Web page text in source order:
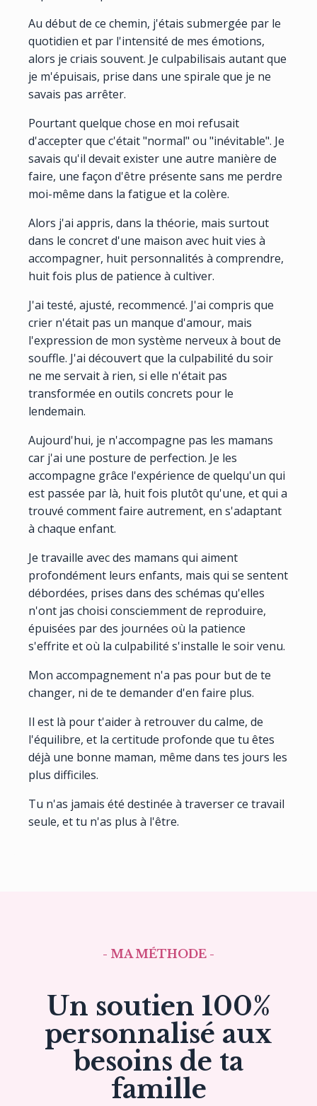
Au début de ce chemin, j'étais submergée par le
quotidien et par l'intensité de mes émotions,
alors je criais souvent. Je culpabilisais autant que
je m'épuisais, prise dans une spirale que je ne
savais pas arrêter.
Pourtant quelque chose en moi refusait
d'accepter que c'était "normal" ou "inévitable". Je
savais qu'il devait exister une autre manière de
faire, une façon d'être présente sans me perdre
moi-même dans la fatigue et la colère.
Alors j'ai appris, dans la théorie, mais surtout
dans le concret d'une maison avec huit vies à
accompagner, huit personnalités à comprendre,
huit fois plus de patience à cultiver.
J'ai testé, ajusté, recommencé. J'ai compris que
crier n'était pas un manque d'amour, mais
l'expression de mon système nerveux à bout de
souffle. J'ai découvert que la culpabilité du soir
ne me servait à rien, si elle n'était pas
transformée en outils concrets pour le
lendemain.
Aujourd'hui, je n'accompagne pas les mamans
car j'ai une posture de perfection. Je les
accompagne grâce l'expérience de quelqu'un qui
est passée par là, huit fois plutôt qu'une, et qui a
trouvé comment faire autrement, en s'adaptant
à chaque enfant.
Je travaille avec des mamans qui aiment
profondément leurs enfants, mais qui se sentent
débordées, prises dans des schémas qu'elles
n'ont jas choisi consciemment de reproduire,
épuisées par des journées où la patience
s'effrite et où la culpabilité s'installe le soir venu.
Mon accompagnement n'a pas pour but de te
changer, ni de te demander d'en faire plus.
Il est là pour t'aider à retrouver du calme, de
l'équilibre, et la certitude profonde que tu êtes
déjà une bonne maman, même dans tes jours les
plus difficiles.
Tu n'as jamais été destinée à traverser ce travail
seule, et tu n'as plus à l'être.
- MA MÉTHODE -
Un soutien 100%
personnalisé aux
besoins de ta
famille